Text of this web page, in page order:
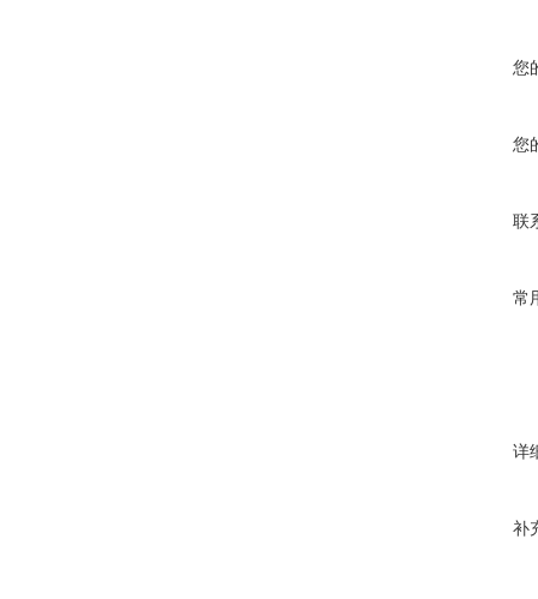
您
您
联
常
详
补